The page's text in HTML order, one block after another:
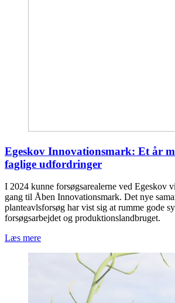
Egeskov Innovationsmark: Et år
faglige udfordringer
I 2024 kunne forsøgsarealerne ved Egeskov
gang til Åben Innovationsmark. Det nye
planteavlsforsøg har vist sig at rumme gode
forsøgsarbejdet og produktionslandbruget.
Læs mere